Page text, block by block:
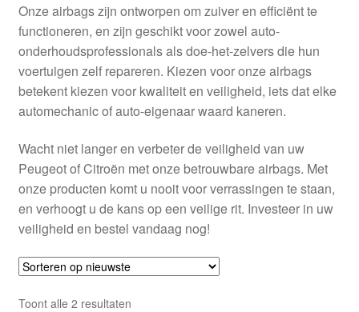
Mijn account
Over ons
Privacybeleid
Wereldwijde verzending
Winkelwagen
Onze airbags zijn ontworpen om zuiver en efficiënt te
functioneren, en zijn geschikt voor zowel auto-
onderhoudsprofessionals als doe-het-zelvers die hun
voertuigen zelf repareren. Kiezen voor onze airbags
betekent kiezen voor kwaliteit en veiligheid, iets dat elke
automechanic of auto-eigenaar waard kaneren.
Wacht niet langer en verbeter de veiligheid van uw
Peugeot of Citroën met onze betrouwbare airbags. Met
onze producten komt u nooit voor verrassingen te staan,
en verhoogt u de kans op een veilige rit. Investeer in uw
veiligheid en bestel vandaag nog!
Toont alle 2 resultatenGesorteerd